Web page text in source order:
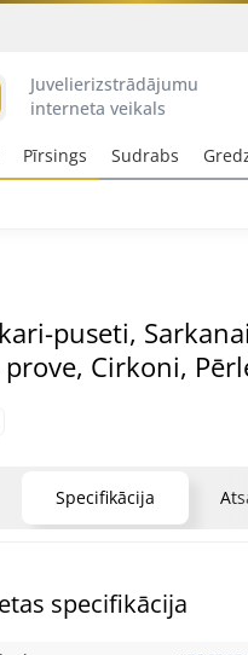
Juvelierizstrādājumu
interneta veikals
Pīrsings Sudrabs
puseti,
Cirkoni,
Specifikācija
specifikācija